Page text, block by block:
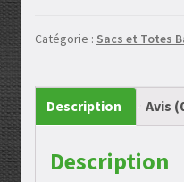
reve
Catégorie : Sacs et Totes
Description Avis
Description